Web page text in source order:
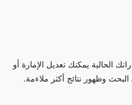
الحالية يمكنك تعديل الإمارة أو
وظهور نتائج أكثر ملاءمة.